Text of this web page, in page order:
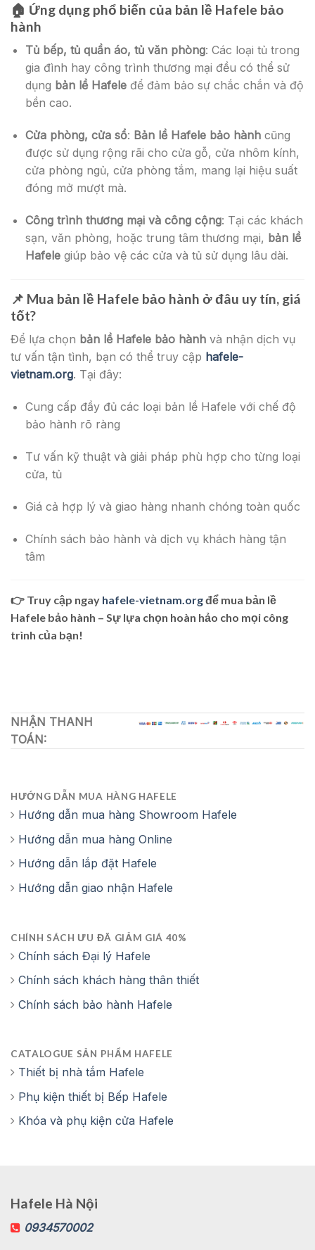
🏠 Ứng dụng phổ biến của bản lề Hafele bảo
hành
Tủ bếp, tủ quần áo, tủ văn phòng: Các loại tủ trong
gia đình hay công trình thương mại đều có thể sử
dụng bản lề Hafeleđể đảm bảo sự chắc chắn và độ
bền cao.
Cửa phòng, cửa sổ: Bản lề Hafele bảo hànhcũng
được sử dụng rộng rãi cho cửa gỗ, cửa nhôm kính,
cửa phòng ngủ, cửa phòng tắm, mang lại hiệu suất
đóng mở mượt mà.
Công trình thương mại và công cộng: Tại các khách
sạn, văn phòng, hoặc trung tâm thương mại, bản lề
Hafelegiúp bảo vệ các cửa và tủ sử dụng lâu dài.
📌 Mua bản lề Hafele bảo hành ở đâu uy tín, giá
tốt?
Để lựa chọn bản lề Hafele bảo hành và nhận dịch vụ
tư vấn tận tình, bạn có thể truy cập hafele-
vietnam.org. Tại đây:
Cung cấp đầy đủ các loại bản lề Hafele với chế độ
bảo hành rõ ràng
Tư vấn kỹ thuật và giải pháp phù hợp cho từng loại
cửa, tủ
Giá cả hợp lý và giao hàng nhanh chóng toàn quốc
Chính sách bảo hành và dịch vụ khách hàng tận
tâm
👉 Truy cập ngay hafele-vietnam.orgđể mua bản lề
Hafele bảo hành – Sự lựa chọn hoàn hảo cho mọi công
trình của bạn!
NHẬN THANH
TOÁN:
HƯỚNG DẪN MUA HÀNG HAFELE
Hướng dẫn mua hàng Showroom Hafele
Hướng dẫn mua hàng Online
Hướng dẫn lắp đặt Hafele
Hướng dẫn giao nhận Hafele
CHÍNH SÁCH ƯU ĐÃ GIẢM GIÁ 40%
Chính sách Đại lý Hafele
Chính sách khách hàng thân thiết
Chính sách bảo hành Hafele
CATALOGUE SẢN PHẨM HAFELE
Thiết bị nhà tắm Hafele
Phụ kiện thiết bị Bếp Hafele
Khóa và phụ kiện cửa Hafele
Hafele Hà Nội
0934570002